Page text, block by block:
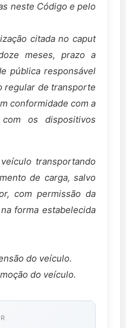
neste Código e pelo
citada no caput
meses, prazo a
pública responsável
regular de transporte
conformidade com a
os dispositivos
transportando
de carga, salvo
com permissão da
forma estabelecida
do veículo.
do veículo.